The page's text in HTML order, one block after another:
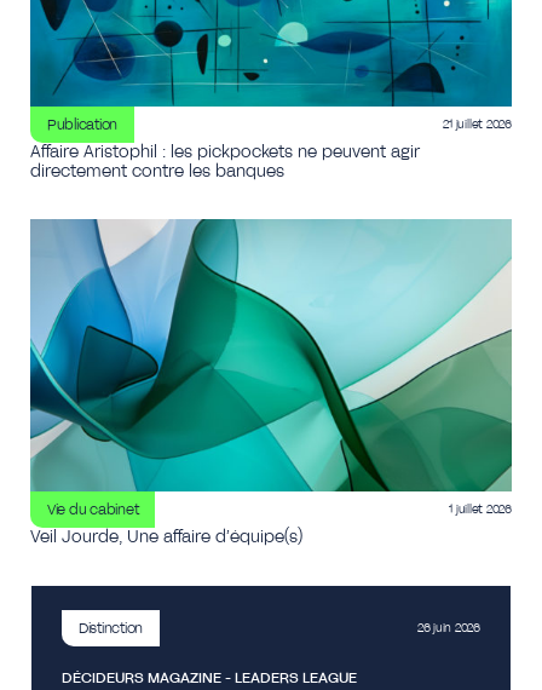
Publication 21 juillet 2026
Affaire Aristophil : les pickpockets ne peuvent agir
directement contre les banques
Vie du cabinet 1 juillet 2026
Veil Jourde, Une affaire d’équipe(s)
Distinction 26 juin 2026
DÉCIDEURS MAGAZINE - LEADERS LEAGUE